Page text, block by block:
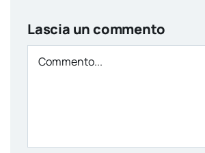
Lascia un commento
Comment